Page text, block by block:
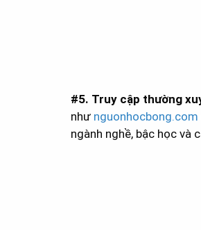
#5. Truy cập thường
như nguonhocbong.com
ngành nghề, bậc học và